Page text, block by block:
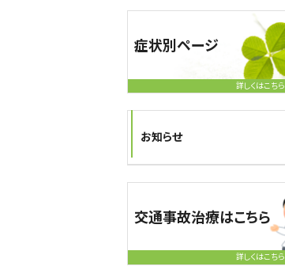
症状別ページ
詳しくはこちら
お知らせ
交通事故治療はこちら
詳しくはこちら